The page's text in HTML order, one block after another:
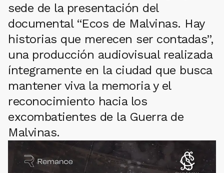
sede de la presentación del
documental “Ecos de Malvinas. Hay
historias que merecen ser contadas”,
una producción audiovisual realizada
íntegramente en la ciudad que busca
mantener viva la memoria y el
reconocimiento hacia los
excombatientes de la Guerra de
Malvinas.